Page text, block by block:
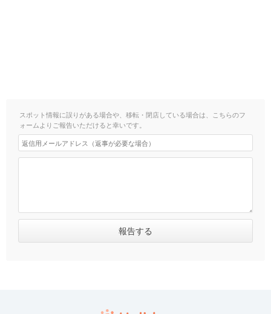
スポット情報に誤りがある場合や、移転・閉店している場合は、こちらのフ
ォームよりご報告いただけると幸いです。